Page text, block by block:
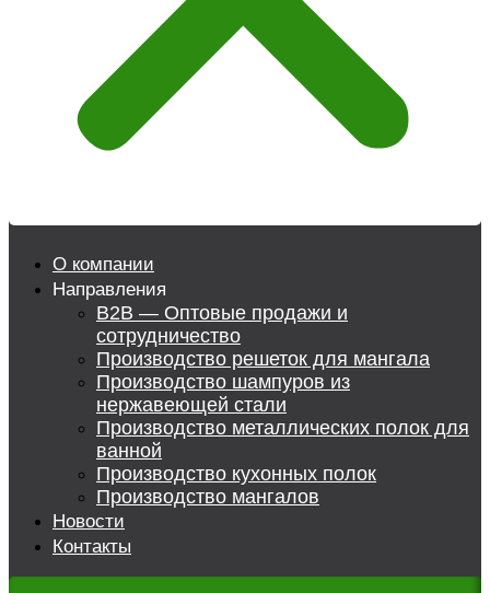
О компании
Направления
B2B — Оптовые продажи и
сотрудничество
Производство решеток для мангала
Производство шампуров из
нержавеющей стали
Производство металлических полок для
ванной
Производство кухонных полок
Производство мангалов
Новости
Контакты